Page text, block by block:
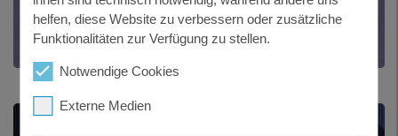
NUTZUNGSBEDINGUNGEN
helfen, diese Website zu verbessern oder zusätzliche
Funktionalitäten zur Verfügung zu stellen.
Notwendige Cookies
Externe Medien